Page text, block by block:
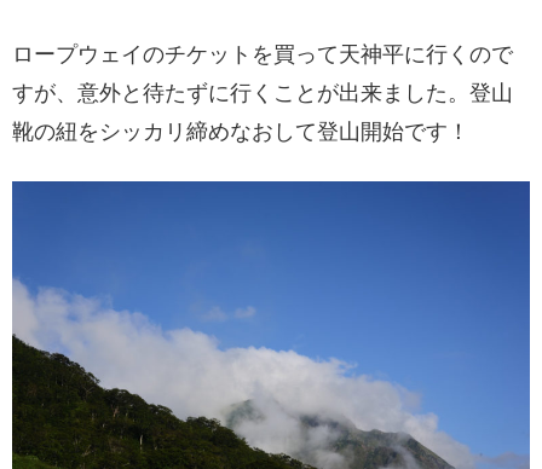
ロープウェイのチケットを買って天神平に行くので
すが、意外と待たずに行くことが出来ました。登山
靴の紐をシッカリ締めなおして登山開始です！